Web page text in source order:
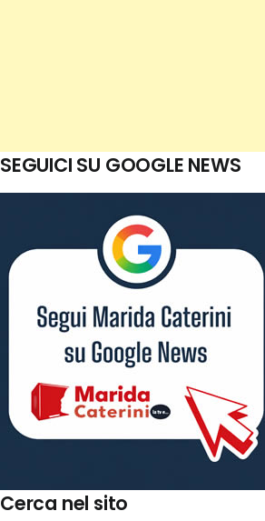
SEGUICI SU GOOGLE NEWS
Cerca nel sito